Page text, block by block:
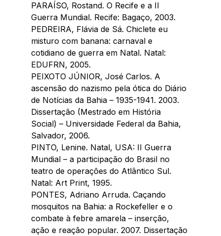
PARAÍSO, Rostand. O Recife e a II
Guerra Mundial. Recife: Bagaço, 2003.
PEDREIRA, Flávia de Sá. Chiclete eu
misturo com banana: carnaval e
cotidiano de guerra em Natal. Natal:
EDUFRN, 2005.
PEIXOTO JÚNIOR, José Carlos. A
ascensão do nazismo pela ótica do Diário
de Notícias da Bahia – 1935-1941. 2003.
Dissertação (Mestrado em História
Social) – Universidade Federal da Bahia,
Salvador, 2006.
PINTO, Lenine. Natal, USA: II Guerra
Mundial – a participação do Brasil no
teatro de operações do Atlântico Sul.
Natal: Art Print, 1995.
PONTES, Adriano Arruda. Caçando
mosquitos na Bahia: a Rockefeller e o
combate à febre amarela – inserção,
ação e reação popular. 2007. Dissertação